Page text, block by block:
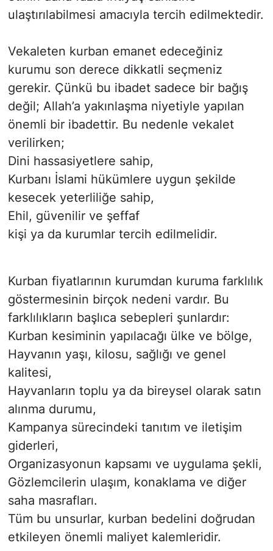
ulaştırılabilmesi amacıyla tercih edilmektedir.
Vekaleten kurban emanet edeceğiniz
kurumu son derece dikkatli seçmeniz
gerekir. Çünkü bu ibadet sadece bir bağış
değil; Allah’a yakınlaşma niyetiyle yapılan
önemli bir ibadettir. Bu nedenle vekalet
verilirken;
Dini hassasiyetlere sahip,
Kurbanı İslami hükümlere uygun şekilde
kesecek yeterliliğe sahip,
Ehil, güvenilir ve şeffaf
kişi ya da kurumlar tercih edilmelidir.
Kurban fiyatlarının kurumdan kuruma farklılık
göstermesinin birçok nedeni vardır. Bu
farklılıkların başlıca sebepleri şunlardır:
Kurban kesiminin yapılacağı ülke ve bölge,
Hayvanın yaşı, kilosu, sağlığı ve genel
kalitesi,
Hayvanların toplu ya da bireysel olarak satın
alınma durumu,
Kampanya sürecindeki tanıtım ve iletişim
giderleri,
Organizasyonun kapsamı ve uygulama şekli,
Gözlemcilerin ulaşım, konaklama ve diğer
saha masrafları.
Tüm bu unsurlar, kurban bedelini doğrudan
etkileyen önemli maliyet kalemleridir.